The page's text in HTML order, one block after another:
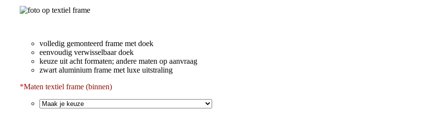
volledig gemonteerd frame met doek
eenvoudig verwisselbaar doek
keuze uit acht formaten; andere maten op aanvraag
zwart aluminium frame met luxe uitstraling
*Maten textiel frame (binnen)